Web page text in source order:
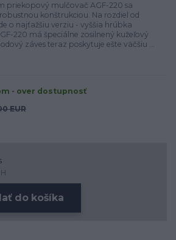
priekopový mulčovač AGF-220 sa
konštrukciou. Na rozdiel od
o najťažšiu verziu - vyššia hrúbka
220 má špeciálne zosilnený kužeľový
záves teraz poskytuje ešte väčšiu ...
- over dostupnosť
EUR
do košíka